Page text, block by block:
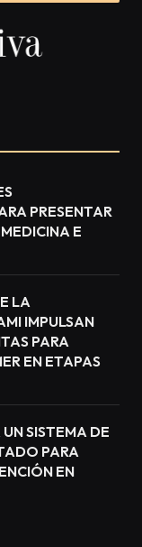
PRESENTAR
E
LA
IMPULSAN
PARA
EN ETAPAS
SISTEMA DE
PARA
EN